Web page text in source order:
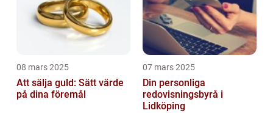
08 mars 2025
Att sälja guld: Sätt värde
på dina föremål
07 mars 2025
Din personliga
redovisningsbyrå i
Lidköping